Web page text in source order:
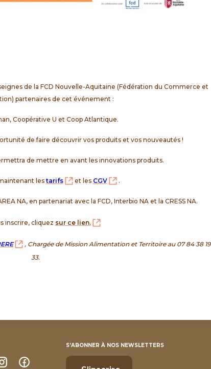
de la FCD Nouvelle-Aquitaine (Fédération du Commerce et
partenaires de cet événement :
Coopérative U et Coop Atlantique.
de faire découvrir vos produits et vos nouveautés !
de mettre en avant les innovations produits.
les tarifs et les CGV .
NA, en partenariat avec la FCD, Interbio NA et la CRESS NA.
inscrire, cliquez sur ce lien.
, Chargée de Mission Alimentation et Territoire au 07 84 38 19
33.
S’ABONNER À NOS NEWSLETTERS